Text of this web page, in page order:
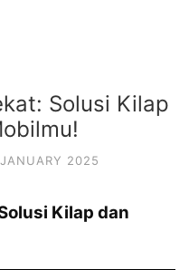
Solusi Kilap
2025
Kilap dan